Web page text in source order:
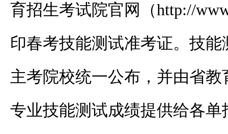
育招生考试院官网（http://
印春考技能测试准考证。技
主考院校统一公布，并由省
专业技能测试成绩提供给各单